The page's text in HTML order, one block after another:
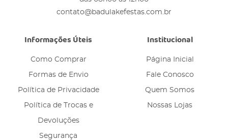
contato@badulakefestas.com.br
Informações Úteis
Como Comprar
Formas de Envio
Política de Privacidade
Política de Trocas e
Devoluções
Segurança
Institucional
Página Inicial
Fale Conosco
Quem Somos
Nossas Lojas